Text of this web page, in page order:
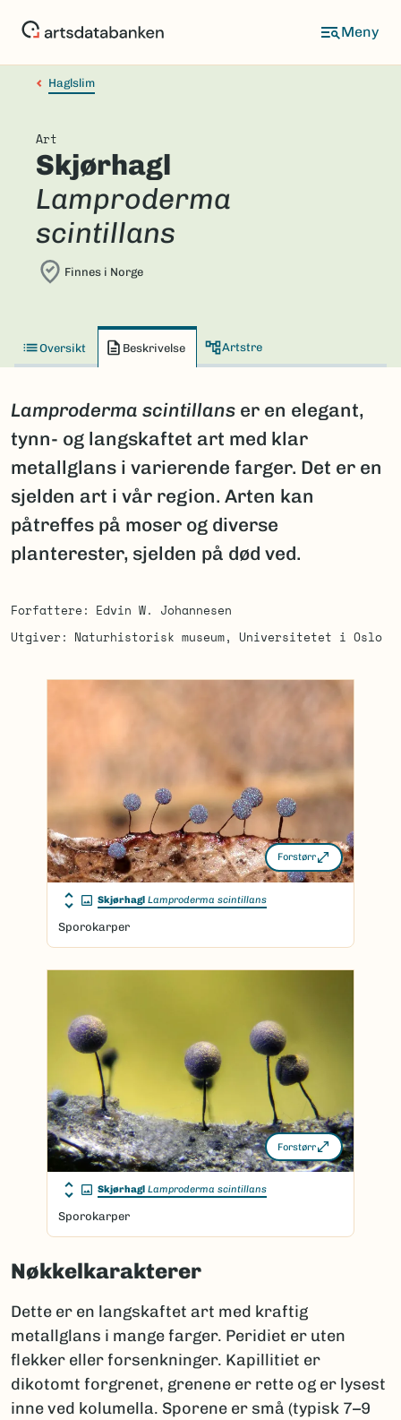
Haglslim
Art
Skjørhagl
Lamproderma
scintillans
Finnes i Norge
Oversikt Beskrivelse Artstre
Lamproderma scintillans er en elegant,
tynn- og langskaftet art med klar
metallglans i varierende farger. Det er en
sjelden art i vår region. Arten kan
påtreffes på moser og diverse
planterester, sjelden på død ved.
Forfattere
Edvin W. Johannesen
Utgiver
Naturhistorisk museum, Universitetet i Oslo
Forstørr
Skjørhagl Lamproderma scintillans
Sporokarper
Forstørr
Skjørhagl Lamproderma scintillans
Sporokarper
Nøkkelkarakterer
Dette er en langskaftet art med kraftig
metallglans i mange farger. Peridiet er uten
flekker eller forsenkninger. Kapillitiet er
dikotomt forgrenet, grenene er rette og er lysest
inne ved kolumella. Sporene er små (typisk 7–9